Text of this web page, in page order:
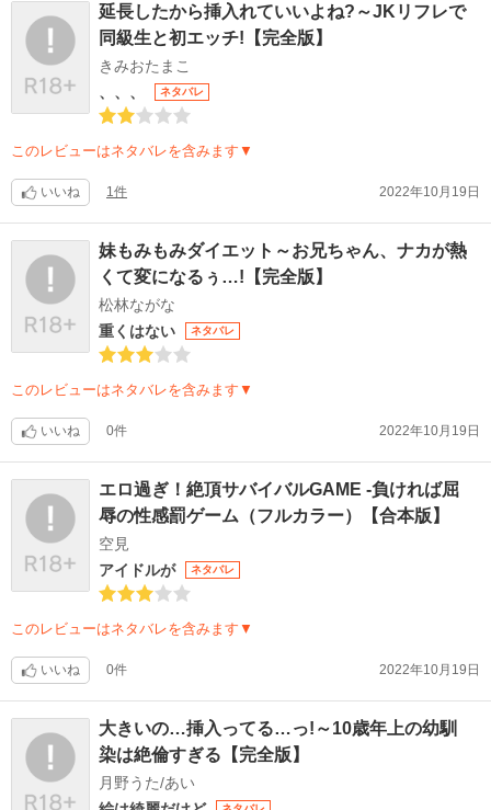
延長したから挿入れていいよね?～JKリフレで
同級生と初エッチ!【完全版】
きみおたまこ
、、、
ネタバレ
このレビューはネタバレを含みます▼
いいね 1件 2022年10月19日
妹もみもみダイエット～お兄ちゃん、ナカが熱
くて変になるぅ…!【完全版】
松林ながな
重くはない
ネタバレ
このレビューはネタバレを含みます▼
いいね 0件 2022年10月19日
エロ過ぎ！絶頂サバイバルGAME -負ければ屈
辱の性感罰ゲーム（フルカラー）【合本版】
空見
アイドルが
ネタバレ
このレビューはネタバレを含みます▼
いいね 0件 2022年10月19日
大きいの…挿入ってる…っ!～10歳年上の幼馴
染は絶倫すぎる【完全版】
月野うた/あい